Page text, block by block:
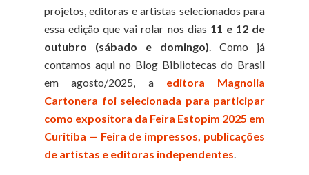
projetos, editoras e artistas selecionados para
essa edição que vai rolar nos dias 11 e 12 de
outubro (sábado e domingo). Como já
contamos aqui no Blog Bibliotecas do Brasil
em agosto/2025, a editora Magnolia
Cartonera foi selecionada para participar
como expositora da Feira Estopim 2025 em
Curitiba — Feira de impressos, publicações
de artistas e editoras independentes.